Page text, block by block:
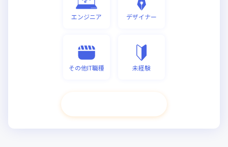
エンジニア デザイナー
その他IT職種 未経験